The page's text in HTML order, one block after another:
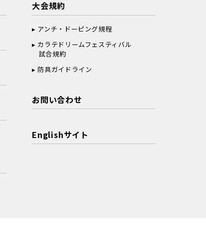
大会規約
アンチ・ドーピング規程
カラテドリームフェスティバル
試合規約
防具ガイドライン
お問い合わせ
Englishサイト